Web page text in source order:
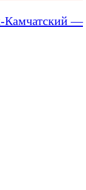
Камчатский —